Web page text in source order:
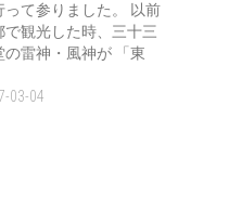
って参りました。 以前
で観光した時、三十三
の雷神・風神が 「東
03-04